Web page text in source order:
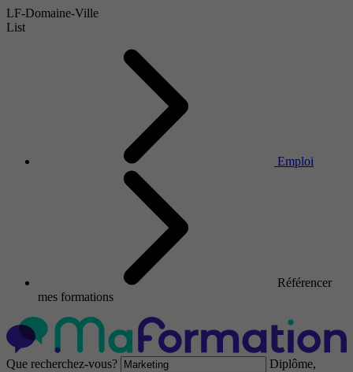
LF-Domaine-Ville
List
Emploi
Référencer
mes formations
Que recherchez-vous?
Diplôme,